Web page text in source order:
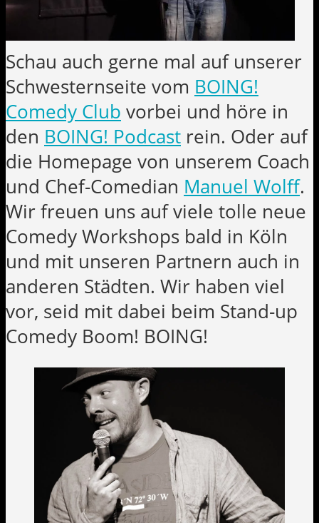
Schau auch gerne mal auf unserer
Schwesternseite vom BOING!
Comedy Club vorbei und höre in
den BOING! Podcast rein. Oder auf
die Homepage von unserem Coach
und Chef-Comedian Manuel Wolff.
Wir freuen uns auf viele tolle neue
Comedy Workshops bald in Köln
und mit unseren Partnern auch in
anderen Städten. Wir haben viel
vor, seid mit dabei beim Stand-up
Comedy Boom! BOING!